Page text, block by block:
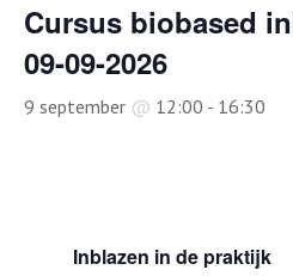
Cursus biobased
09-09-2026
9 september @ 12:00 - 16:30
Inblazen in de praktijk